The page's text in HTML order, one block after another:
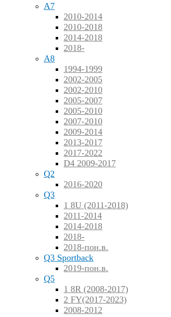
A7
2010-2014
2010-2018
2014-2018
2018-
A8
1994-1999
2002-2005
2002-2010
2005-2007
2005-2010
2007-2010
2009-2014
2013-2017
2017-2022
D4 2009-2017
Q2
2016-2020
Q3
1 8U (2011-2018)
2011-2014
2014-2018
2018-
2018-пон.в.
Q3 Sportback
2019-пон.в.
Q5
1 8R (2008-2017)
2 FY(2017-2023)
2008-2012